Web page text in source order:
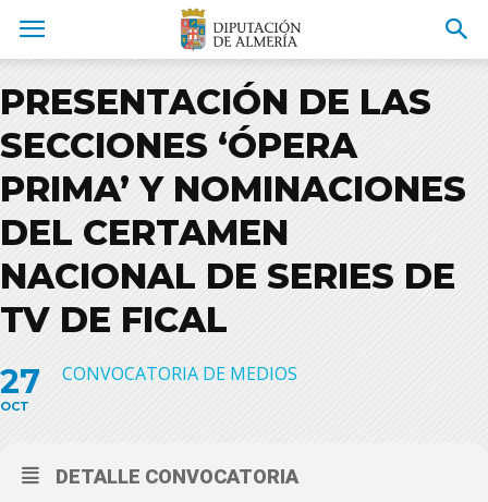
PRESENTACIÓN DE LAS
SECCIONES ‘ÓPERA
PRIMA’ Y NOMINACIONES
DEL CERTAMEN
NACIONAL DE SERIES DE
TV DE FICAL
27
OCT
CONVOCATORIA DE MEDIOS
DETALLE CONVOCATORIA